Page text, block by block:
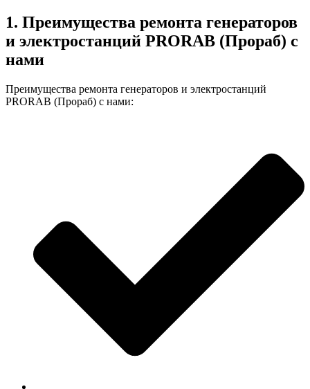
1. Преимущества ремонта генераторов
и электростанций PRORAB (Прораб) с
нами
Преимущества ремонта генераторов и электростанций
PRORAB (Прораб) с нами: